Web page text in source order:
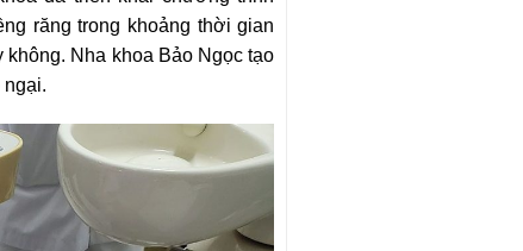
răng trong khoảng thời gian
Nha khoa Bảo Ngọc tạo
ngại.